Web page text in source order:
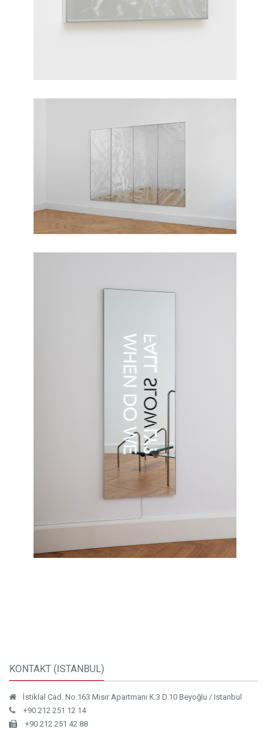
KONTAKT (ISTANBUL)
İstiklal Cad. No.163 Mısır Apartmanı K.3 D.10 Beyoğlu / Istanbul
+90 212 251 12 14
+90 212 251 42 88